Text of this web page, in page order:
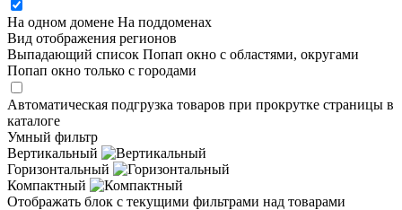
На одном домене На поддоменах
Вид отображения регионов
Выпадающий список Попап окно c областями, округами
Попап окно только с городами
Автоматическая подгрузка товаров при прокрутке страницы в
каталоге
Умный фильтр
Вертикальный
Горизонтальный
Компактный
Отображать блок с текущими фильтрами над товарами